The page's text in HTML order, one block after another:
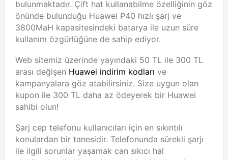
bulunmaktadır. Çift hat kullanabilme özelliğinin göz
önünde bulunduğu Huawei P40 hızlı şarj ve
3800MaH kapasitesindeki batarya ile uzun süre
kullanım özgürlüğüne de sahip ediyor.
Web sitemiz üzerinde yayındaki 50 TL ile 300 TL
arası değişen Huawei indirim kodları ve
kampanyalara göz atabilirsiniz. Size uygun olan
kupon ile 300 TL daha az ödeyerek bir Huawei
sahibi olun!
Şarj cep telefonu kullanıcıları için en sıkıntılı
konulardan bir tanesidir. Telefonunda sürekli şarjı
ile ilgili sorunlar yaşamak can sıkıcı hal